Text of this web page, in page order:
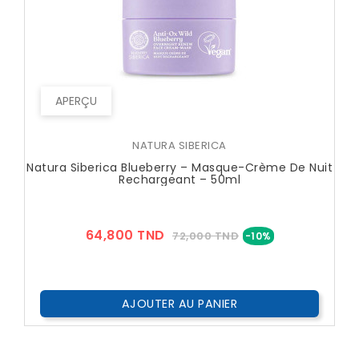
APERÇU
NATURA SIBERICA
Natura Siberica Blueberry – Masque-Crème De Nuit
Rechargeant – 50ml
64,800 TND Prix
72,000 TND -10% Prix
AJOUTER AU PANIER